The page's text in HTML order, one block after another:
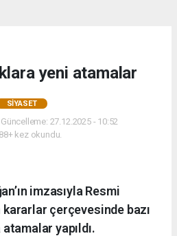
yeni atamalar
SIYASET
27.12.2025 - 10:52
kez okundu.
imzasıyla Resmi
kararlar çerçevesinde bazı
yapıldı.